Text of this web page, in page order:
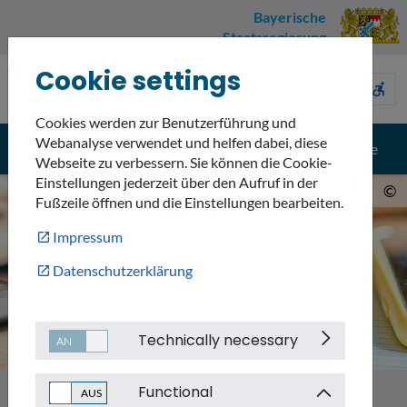
Bayerische
Staatsregierung
Umweltnavigator
accessible_forward
Menü search Suche
©
Cookie settings
Cookies werden zur Benutzerführung und
Webanalyse verwendet und helfen dabei, diese
Webseite zu verbessern. Sie können die Cookie-
Einstellungen jederzeit über den Aufruf in der
Fußzeile öffnen und die Einstellungen bearbeiten.
Impressum
Datenschutzerklärung
Technically necessary
Functional